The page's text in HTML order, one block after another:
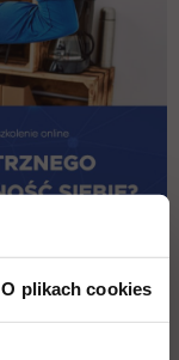
O plikach cookies